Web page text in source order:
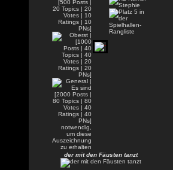
der mit den Fäusten tanzt